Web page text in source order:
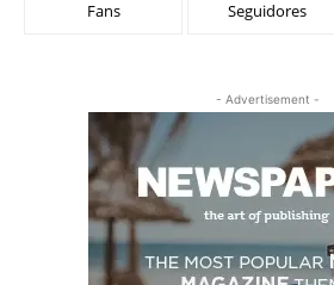
Fans Seguidores
- Advertisement -